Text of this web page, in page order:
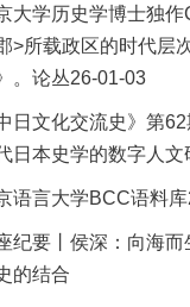
大学历史学博士独作
>所载政区的时代层
。论丛26-01-03
日文化交流史》第
日本史学的数字人文
语言大学BCC语料
纪要丨侯深：向海
的结合